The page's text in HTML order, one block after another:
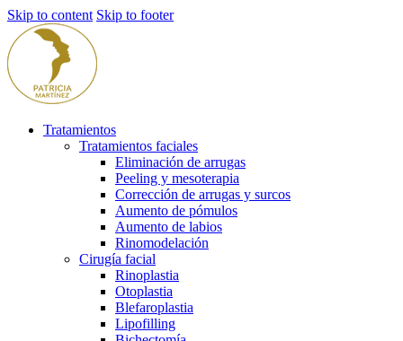
Skip to content Skip to footer
Tratamientos
Tratamientos faciales
Eliminación de arrugas
Peeling y mesoterapia
Corrección de arrugas y surcos
Aumento de pómulos
Aumento de labios
Rinomodelación
Cirugía facial
Rinoplastia
Otoplastia
Blefaroplastia
Lipofilling